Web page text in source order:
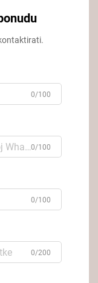
0/100
0/100
0/100
0/200